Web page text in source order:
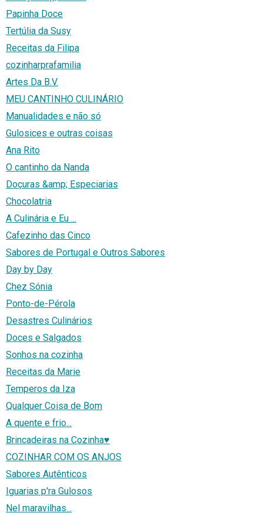
Papinha Doce
Tertúlia da Susy
Receitas da Filipa
cozinharprafamilia
Artes Da B.V.
MEU CANTINHO CULINÁRIO
Manualidades e não só
Gulosices e outras coisas
Ana Rito
O cantinho da Nanda
Doçuras &amp; Especiarias
Chocolatria
A Culinária e Eu ...
Cafezinho das Cinco
Sabores de Portugal e Outros Sabores
Day by Day
Chez Sónia
Ponto-de-Pérola
Desastres Culinários
Doces e Salgados
Sonhos na cozinha
Receitas da Marie
Temperos da Iza
Qualquer Coisa de Bom
A quente e frio...
Brincadeiras na Cozinha♥
COZINHAR COM OS ANJOS
Sabores Autênticos
Iguarias p'ra Gulosos
Nel maravilhas...